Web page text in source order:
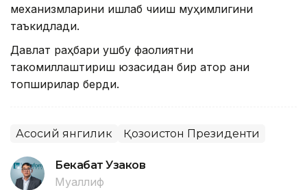
механизмларини ишлаб чиқиш муҳимлигини
таъкидлади.
Давлат раҳбари ушбу фаолиятни
такомиллаштириш юзасидан бир қатор аниқ
топшириқлар берди.
Асосий янгилик Қозоғистон Президенти
Бекабат Узаков
Муаллиф